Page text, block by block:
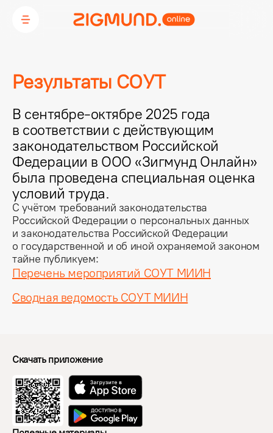
Результаты СОУТ
В сентябре-октябре 2025 года
в соответствии с действующим
законодательством Российской
Федерации в ООО «Зигмунд Онлайн»
была проведена специальная оценка
условий труда.
С учётом требований законодательства
Российской Федерации о персональных данных
и законодательства Российской Федерации
о государственной и об иной охраняемой законом
тайне публикуем:
Перечень мероприятий СОУТ МИИН
Сводная ведомость СОУТ МИИН
Скачать приложение